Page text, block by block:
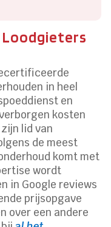
Loodgieters
in heel
en
kosten
lid van
de meest
komt met
wordt
in Google reviews
prijsopgave
over een andere